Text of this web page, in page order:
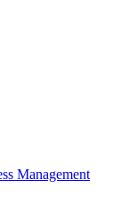
Management